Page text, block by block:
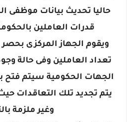
حاليا تحديث بيانات موظفى
قدرات العاملين
ويقوم الجهاز المركزى بحصر
تعداد العاملين وفى حالة
الجهات الحكومية سيتم فتح
يتم تجديد تلك التعاقدات
وغير ملزمة